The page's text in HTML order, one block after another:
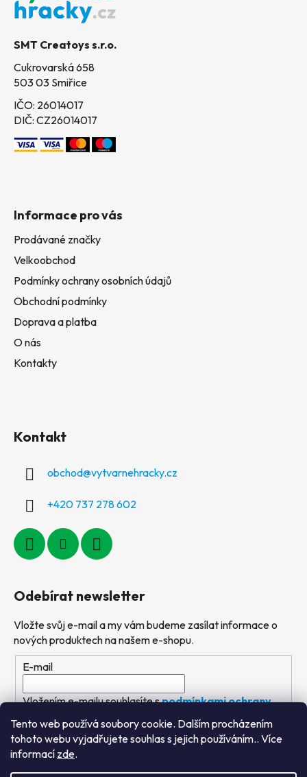
Tento web používá soubory cookie. Dalším procházením
tohoto webu vyjadřujete souhlas s jejich používáním.. Více
informací zde.
SMT Creatoys s.r.o.
Cukrovarská 658
503 03 Smiřice
IČO: 26014017
DIČ: CZ26014017
Informace pro vás
Prodávané značky
Velkoobchod
Podmínky ochrany osobních údajů
Obchodní podmínky
Doprava a platba
O nás
Kontakty
Kontakt
obchod@vytvarnehracky.cz
+420 737 278 602
Odebírat newsletter
Vložte svůj e-mail a my vám budeme zasílat informace o
nových produktech na našem e-shopu.
E-mail
Vložením e-mailu souhlasíte spodmínkami ochrany
osobních údajů
PŘIHLÁSIT SE